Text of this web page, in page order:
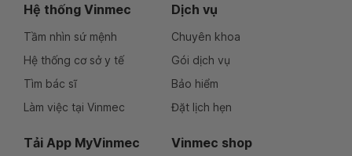
Hệ thống Vinmec
Tầm nhìn sứ mệnh
Hệ thống cơ sở y tế
Tìm bác sĩ
Làm việc tại Vinmec
Dịch vụ
Chuyên khoa
Gói dịch vụ
Bảo hiểm
Đặt lịch hẹn
Tải App MyVinmec Vinmec shop